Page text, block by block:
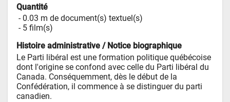
Quantité
- 0.03 m de document(s) textuel(s)
- 5 film(s)
Histoire administrative / Notice biographique
Le Parti libéral est une formation politique québécoise
dont l'origine se confond avec celle du Parti libéral du
Canada. Conséquemment, dès le début de la
Confédération, il commence à se distinguer du parti
canadien.